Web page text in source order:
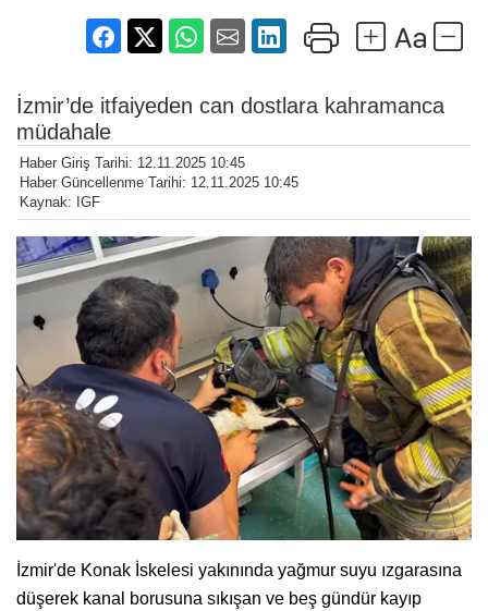
İzmir’de itfaiyeden can dostlara kahramanca
müdahale
Haber Giriş Tarihi: 12.11.2025 10:45
Haber Güncellenme Tarihi: 12.11.2025 10:45
Kaynak: IGF
İzmir'de Konak İskelesi yakınında yağmur suyu ızgarasına
düşerek kanal borusuna sıkışan ve beş gündür kayıp